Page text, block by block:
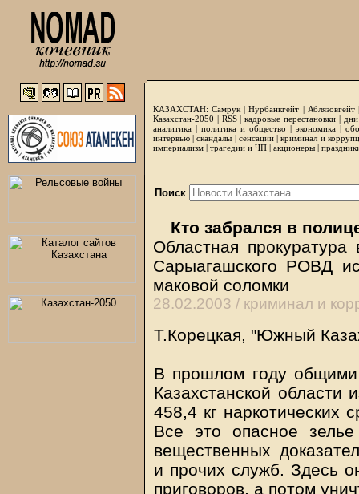
КАЗАХСТАН: Самрук |Нурбанкгейт | Аблязовгейт
Казахстан-2050 | RSS|кадровые перестановки|
аналитика | политика и общество | экономика |
интервью |скандалы | сенсации|криминал и
империализм | трагедии и ЧП | акционеры |
Поиск
Кто забрался в
Областная
Сарыагашского РОВД
маковой соломки
28.02.2003 / криминал и
Т.Корецкая, "Южный
В прошлом году
Казахстанской области
458,4 кг наркотических
Все это опасное
вещественных
и прочих служб. Здесь
приговоров, а потом